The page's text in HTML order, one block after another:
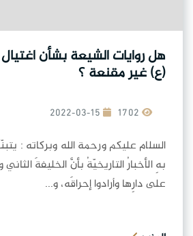
هل روايات الشيعة بشأن اغتيال
(ع) غير مقنعة ؟
2022-03-15
السلام عليكم ورحمة الله وبركاته :
بهِ الأخبارُ التاريخيّةُ بأنَّ الخليفةَ
على دارِها وأرادوا إحراقَه، و...